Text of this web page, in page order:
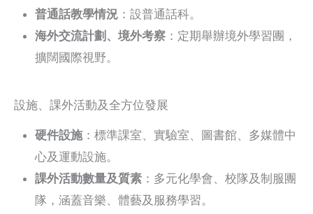
普通話教學情況 ：設普通話科。
海外交流計劃、境外考察 ：定期舉辦境外學習團，
擴闊國際視野。
設施、課外活動及全方位發展
硬件設施：標準課室、實驗室、圖書館、多媒體中
心及運動設施。
課外活動數量及質素 ：多元化學會、校隊及制服團
隊，涵蓋音樂、體藝及服務學習。